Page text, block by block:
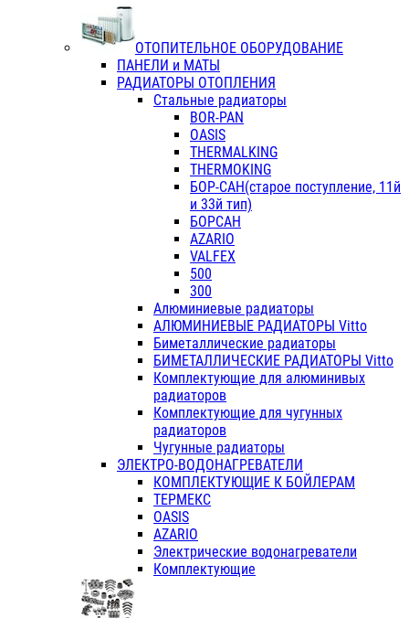
ОТОПИТЕЛЬНОЕ ОБОРУДОВАНИЕ
ПАНЕЛИ и МАТЫ
РАДИАТОРЫ ОТОПЛЕНИЯ
Стальные радиаторы
BOR-PAN
OASIS
THERMALKING
THERMOKING
БОР-САН(старое поступление, 11й
и 33й тип)
БОРСАН
AZARIO
VALFEX
500
300
Алюминиевые радиаторы
АЛЮМИНИЕВЫЕ РАДИАТОРЫ Vitto
Биметаллические радиаторы
БИМЕТАЛЛИЧЕСКИЕ РАДИАТОРЫ Vitto
Комплектующие для алюминивых
радиаторов
Комплектующие для чугунных
радиаторов
Чугунные радиаторы
ЭЛЕКТРО-ВОДОНАГРЕВАТЕЛИ
КОМПЛЕКТУЮЩИЕ К БОЙЛЕРАМ
ТЕРМЕКС
OASIS
AZARIO
Электрические водонагреватели
Комплектующие